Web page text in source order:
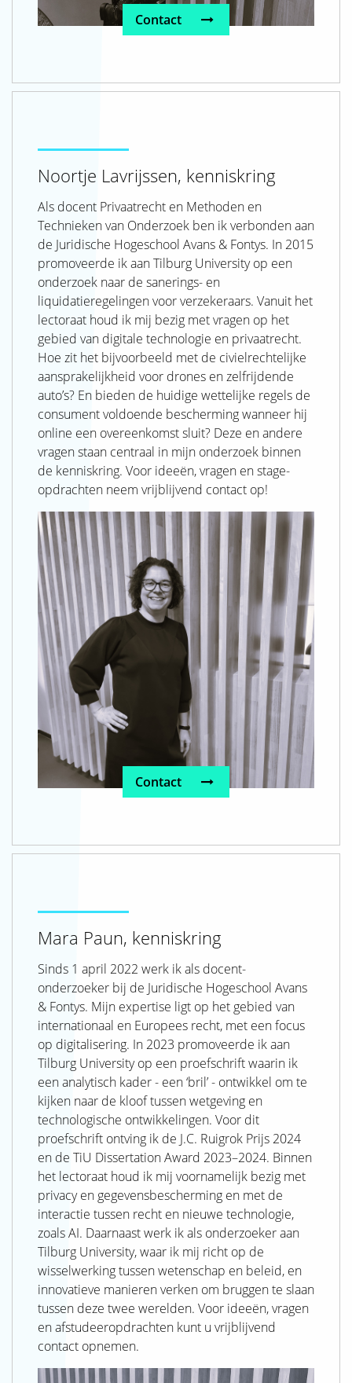
Contact
Noortje Lavrijssen, kenniskring
Als docent Privaatrecht en Methoden en
Technieken van Onderzoek ben ik verbonden aan
de Juridische Hogeschool Avans & Fontys. In 2015
promoveerde ik aan Tilburg University op een
onderzoek naar de sanerings- en
liquidatieregelingen voor verzekeraars. Vanuit het
lectoraat houd ik mij bezig met vragen op het
gebied van digitale technologie en privaatrecht.
Hoe zit het bijvoorbeeld met de civielrechtelijke
aansprakelijkheid voor drones en zelfrijdende
auto’s? En bieden de huidige wettelijke regels de
consument voldoende bescherming wanneer hij
online een overeenkomst sluit? Deze en andere
vragen staan centraal in mijn onderzoek binnen
de kenniskring. Voor ideeën, vragen en stage-
opdrachten neem vrijblijvend contact op!
Contact
Mara Paun, kenniskring
Sinds 1 april 2022 werk ik als docent-
onderzoeker bij de Juridische Hogeschool Avans
& Fontys. Mijn expertise ligt op het gebied van
internationaal en Europees recht, met een focus
op digitalisering. In 2023 promoveerde ik aan
Tilburg University op een proefschrift waarin ik
een analytisch kader - een ‘bril’ - ontwikkel om te
kijken naar de kloof tussen wetgeving en
technologische ontwikkelingen. Voor dit
proefschrift ontving ik de J.C. Ruigrok Prijs 2024
en de TiU Dissertation Award 2023–2024. Binnen
het lectoraat houd ik mij voornamelijk bezig met
privacy en gegevensbescherming en met de
interactie tussen recht en nieuwe technologie,
zoals AI. Daarnaast werk ik als onderzoeker aan
Tilburg University, waar ik mij richt op de
wisselwerking tussen wetenschap en beleid, en
innovatieve manieren verken om bruggen te slaan
tussen deze twee werelden. Voor ideeën, vragen
en afstudeeropdrachten kunt u vrijblijvend
contact opnemen.